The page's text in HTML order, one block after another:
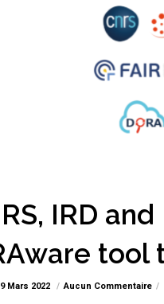
IRD
tool
Mars 2022 Aucun Commentaire